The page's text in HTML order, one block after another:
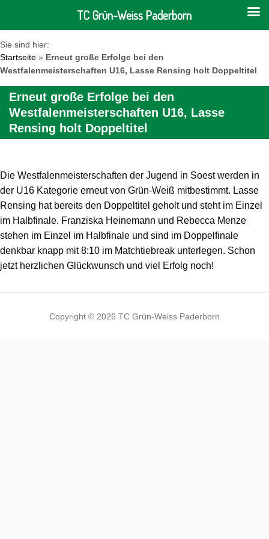
Sie sind hier:
Startseite » Erneut große Erfolge bei den
Westfalenmeisterschaften U16, Lasse Rensing holt Doppeltitel
Erneut große Erfolge bei den
Westfalenmeisterschaften U16, Lasse
Rensing holt Doppeltitel
Die Westfalenmeisterschaften der Jugend in Soest werden in
der U16 Kategorie erneut von Grün-Weiß mitbestimmt. Lasse
Rensing hat bereits den Doppeltitel geholt und steht im Einzel
im Halbfinale. Franziska Heinemann und Rebecca Menze
stehen im Einzel im Halbfinale und sind im Doppelfinale
denkbar knapp mit 8:10 im Matchtiebreak unterlegen. Schon
jetzt herzlichen Glückwunsch und viel Erfolg noch!
Copyright © 2026 TC Grün-Weiss Paderborn
TC Grün-Weiss Paderborn